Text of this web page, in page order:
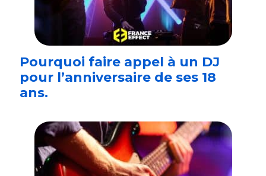
Pourquoi faire appel à un DJ
pour l’anniversaire de ses 18
ans.